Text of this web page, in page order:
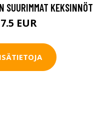
SUURIMMAT KEKSINNÖT
7.5 EUR